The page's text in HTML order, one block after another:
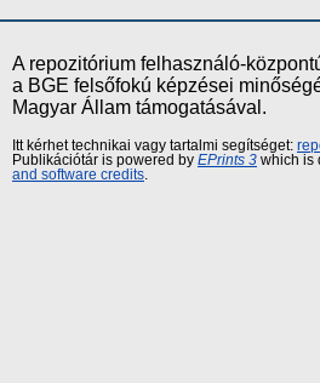
A repozitórium felhasználó-
a BGE felsőfokú képzései
Magyar Állam támogatásával.
Itt kérhet technikai vagy tartalmi segítséget:
Publikációtár is powered by EPrints 3 which is
and software credits